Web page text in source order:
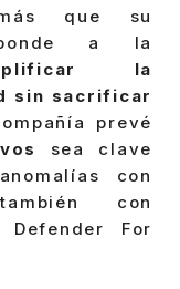
que su
a la
la
sin sacrificar
prevé
sea clave
con
con
Defender For